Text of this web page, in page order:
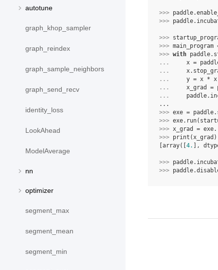
autotune
graph_khop_sampler
graph_reindex
graph_sample_neighbors
graph_send_recv
identity_loss
LookAhead
ModelAverage
nn
optimizer
segment_max
segment_mean
segment_min
>>> paddle.
>>> paddle.
>>>
>>> main_program
>>> with paddle.
...
x =
...
x.
...
y = x * x
...
x_grad =
...
paddle.
...
>>> exe = paddle.
>>> exe. run(
>>> x_grad = exe.
>>> print (x_grad )
[array([ 4. ],
>>> paddle.
>>> paddle.